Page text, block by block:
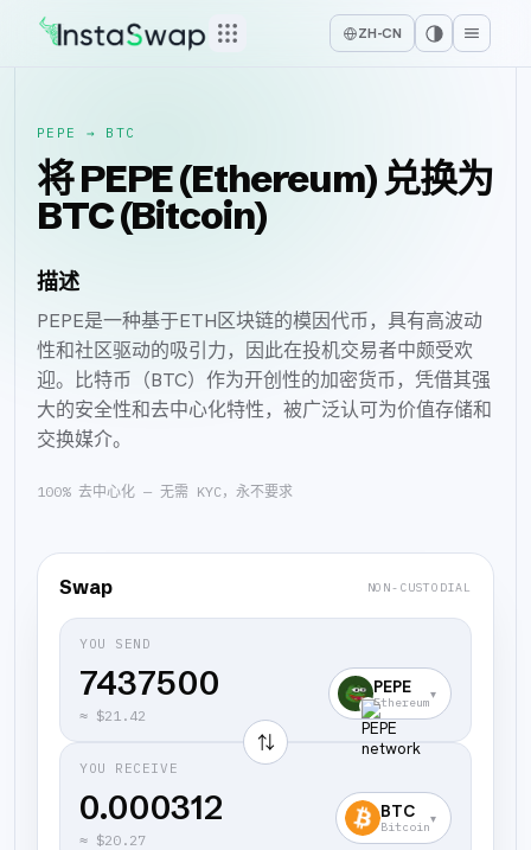
ZH-CN
PEPE → BTC
将 PEPE (Ethereum) 兑换为
BTC (Bitcoin)
描述
PEPE是一种基于ETH区块链的模因代币，具有高波动
性和社区驱动的吸引力，因此在投机交易者中颇受欢
迎。比特币（BTC）作为开创性的加密货币，凭借其强
大的安全性和去中心化特性，被广泛认可为价值存储和
交换媒介。
100% 去中心化 — 无需 KYC，永不要求
Swap NON-CUSTODIAL
YOU SEND
≈ $21.42
PEPE
Ethereum
▾
⇅
YOU RECEIVE
0.000312
≈ $20.27
BTC
Bitcoin
▾